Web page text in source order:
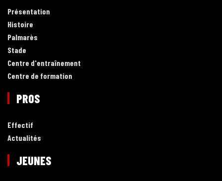
Présentation
Histoire
Palmarès
Stade
Centre d'entraînement
Centre de formation
PROS
Effectif
Actualités
JEUNES